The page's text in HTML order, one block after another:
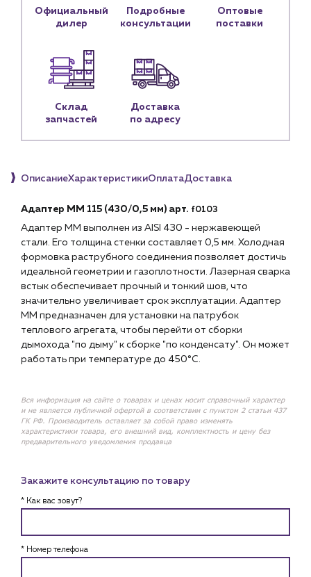
Чат-бот
+7 (918) 070-19-79
Официальный
дилер
Подробные
консультации
Оптовые
поставки
Склад
запчастей
Доставка
по адресу
ОписаниеХарактеристикиОплатаДоставка
Адаптер ММ 115 (430/0,5 мм) арт. f0103
Адаптер ММ выполнен из AISI 430 - нержавеющей
стали. Его толщина стенки составляет 0,5 мм. Холодная
формовка раструбного соединения позволяет достичь
идеальной геометрии и газоплотности. Лазерная сварка
встык обеспечивает прочный и тонкий шов, что
значительно увеличивает срок эксплуатации. Адаптер
ММ предназначен для установки на патрубок
теплового агрегата, чтобы перейти от сборки
дымохода "по дыму" к сборке "по конденсату". Он может
работать при температуре до 450°С.
Вся информация на сайте о товарах и ценах носит справочный характер
и не является публичной офертой в соответствии с пунктом 2 статьи 437
ГК РФ. Производитель оставляет за собой право изменять
характеристики товара, его внешний вид, комплектность и цену без
предварительного уведомления продавца
Закажите консультацию по товару
* Как вас зовут?
* Номер телефона